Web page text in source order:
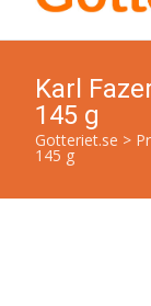
Karl
145 g
Gotteriet.se >
145 g